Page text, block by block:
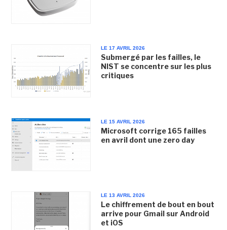
LE 17 AVRIL 2026
Submergé par les failles, le
NIST se concentre sur les plus
critiques
LE 15 AVRIL 2026
Microsoft corrige 165 failles
en avril dont une zero day
LE 13 AVRIL 2026
Le chiffrement de bout en bout
arrive pour Gmail sur Android
et iOS